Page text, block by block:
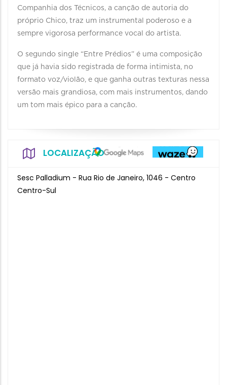
Companhia dos Técnicos, a canção de autoria do
próprio Chico, traz um instrumental poderoso e a
sempre vigorosa performance vocal do artista.
O segundo single “Entre Prédios” é uma composição
que já havia sido registrada de forma intimista, no
formato voz/violão, e que ganha outras texturas nessa
versão mais grandiosa, com mais instrumentos, dando
um tom mais épico para a canção.
LOCALIZAÇÃO
Sesc Palladium - Rua Rio de Janeiro, 1046 - Centro
Centro-Sul